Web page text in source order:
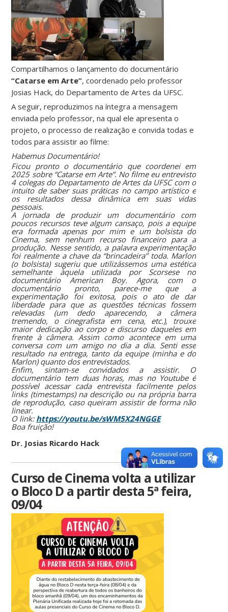
Compartilhamos o lançamento do documentário
“Catarse em Arte”, coordenado pelo professor
Josias Hack, do Departamento de Artes da UFSC.
A seguir, reproduzimos na íntegra a mensagem
enviada pelo professor, na qual ele apresenta o
projeto, o processo de realização e convida todas e
todos para assistir ao filme:
Habemus Documentário!
Ficou pronto o documentário que coordenei em
2025 sobre “Catarse em Arte”. No filme eu entrevisto
4 colegas do Departamento de Artes da UFSC com o
intuito de saber suas práticas no campo artístico e
os resultados dessa dinâmica em suas vidas
pessoais.
A jornada de produzir um documentário com
poucos recursos teve algum cansaço, pois a equipe
era formada apenas por mim e um bolsista do
Cinema, sem nenhum recurso financeiro para a
produção. Nesse sentido, a palavra experimentação
foi realmente a chave da “brincadeira” toda. Marlon
(o bolsista) sugeriu que utilizássemos uma estética
semelhante àquela utilizada por Scorsese no
documentário American Boy. Agora, com o
documentário pronto, parece-me que a
experimentação foi exitosa, pois o ato de dar
liberdade para que as questões técnicas fossem
relevadas (um dedo aparecendo, a câmera
tremendo, o cinegrafista em cena, etc.), trouxe
maior dedicação ao corpo e discurso daqueles em
frente à câmera. Assim como acontece em uma
conversa com um amigo no dia a dia. Senti esse
resultado na entrega, tanto da equipe (minha e do
Marlon) quanto dos entrevistados.
Enfim, sintam-se convidados a assistir. O
documentário tem duas horas, mas no Youtube é
possível acessar cada entrevista facilmente pelos
links (timestamps) na descrição ou na própria barra
de reprodução, caso queiram assistir de forma não
linear.
O link: https://youtu.be/sWM5X24NGGE
Boa fruição!
Dr. Josias Ricardo Hack
Curso de Cinema volta a utilizar
o Bloco D a partir desta 5ª feira,
09/04